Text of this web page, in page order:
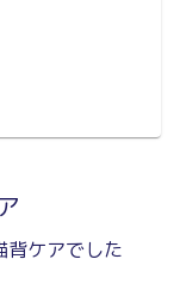
背ケアでした